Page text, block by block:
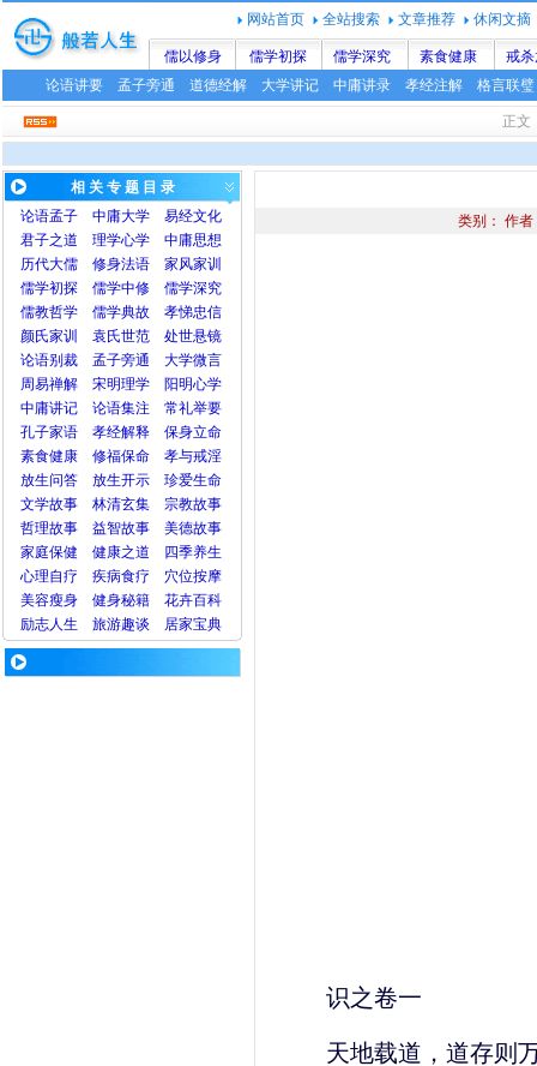
网站首页 全站搜索 文章推荐 休闲文摘
儒以修身 儒学初探 儒学深究 素食健康
戒
论语讲要
孟子旁通 道德经解 大学讲记 中庸讲录 孝经注解 格言联璧
正
相 关 专 题 目 录
论语孟子 中庸大学
易经文化
君子之道
理学心学
中庸思想
历代大儒
修身法语
家风家训
儒学初探
儒学中修
儒学深究
儒教哲学
儒学典故
孝悌忠信
颜氏家训
袁氏世范
处世悬镜
论语别裁
孟子旁通
大学微言
周易禅解
宋明理学
阳明心学
中庸讲记
论语集注
常礼举要
孔子家语
孝经解释
保身立命
素食健康
修福保命
孝与戒淫
放生问答
放生开示
珍爱生命
文学故事
林清玄集
宗教故事
哲理故事
益智故事
美德故事
家庭保健
健康之道
四季养生
心理自疗 疾病食疗 穴位按摩
美容瘦身 健身秘籍 花卉百科
励志人生
旅游趣谈 居家宝典
类别： 作
识之卷一
天地载道，道存则